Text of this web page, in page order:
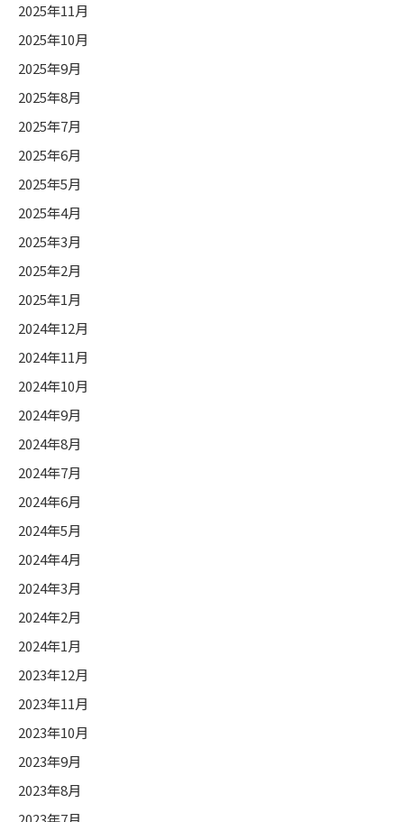
2025年11月
2025年10月
2025年9月
2025年8月
2025年7月
2025年6月
2025年5月
2025年4月
2025年3月
2025年2月
2025年1月
2024年12月
2024年11月
2024年10月
2024年9月
2024年8月
2024年7月
2024年6月
2024年5月
2024年4月
2024年3月
2024年2月
2024年1月
2023年12月
2023年11月
2023年10月
2023年9月
2023年8月